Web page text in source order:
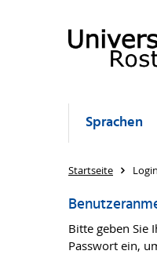
Sprachen
Startseite Login
Bitte geben Sie
Passwort ein,